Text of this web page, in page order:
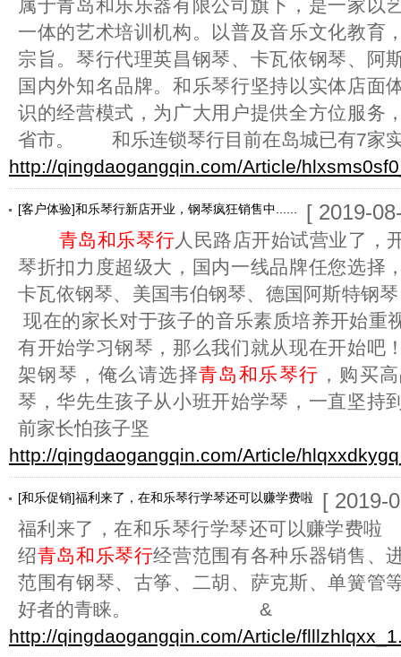
属于青岛和乐乐器有限公司旗下，是一家以
一体的艺术培训机构。以普及音乐文化教育
宗旨。琴行代理英昌钢琴、卡瓦依钢琴、阿
国内外知名品牌。和乐琴行坚持以实体店面
识的经营模式，为广大用户提供全方位服务
省市。 和乐连锁琴行目前在岛城已有7家
http://qingdaogangqin.com/Article/
[客户体验]和乐琴行新店开业，钢琴疯狂销售中...... [ 2019-
青岛和乐琴行人民路店开始试营业了，
琴折扣力度超级大，国内一线品牌任您选择
卡瓦依钢琴、美国韦伯钢琴、德国阿斯特
现在的家长对于孩子的音乐素质培养开始重
有开始学习钢琴，那么我们就从现在开始吧
架钢琴，俺么请选择青岛和乐琴行 ，购买
琴，华先生孩子从小班开始学琴，一直坚持
前家长怕孩子坚
http://qingdaogangqin.com/Article/
[和乐促销]福利来了，在和乐琴行学琴还可以赚学费啦 [ 2019-
福利来了，在和乐琴行学琴还可
绍青岛和乐琴行经营范围有各种乐器销售、
范围有钢琴、古筝、二胡、萨克斯、单簧管
好者的青睐。 &
http://qingdaogangqin.com/Article/